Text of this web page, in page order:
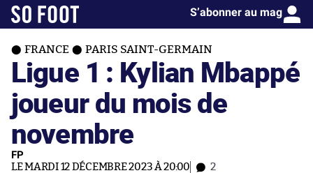
S’abonner au mag
FRANCE PARIS SAINT-GERMAIN
Ligue 1 : Kylian Mbappé
joueur du mois de
novembre
FP
LE MARDI 12 DÉCEMBRE 2023 À 20:00 2